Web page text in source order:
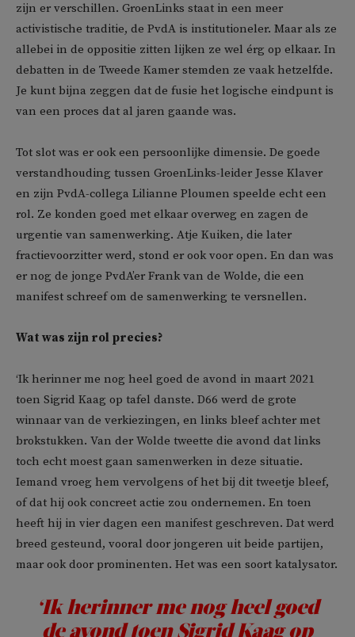
zijn er verschillen. GroenLinks staat in een meer
activistische traditie, de PvdA is institutioneler. Maar als ze
allebei in de oppositie zitten lijken ze wel érg op elkaar. In
debatten in de Tweede Kamer stemden ze vaak hetzelfde.
Je kunt bijna zeggen dat de fusie het logische eindpunt is
van een proces dat al jaren gaande was.
Tot slot was er ook een persoonlijke dimensie. De goede
verstandhouding tussen GroenLinks-leider Jesse Klaver
en zijn PvdA-collega Lilianne Ploumen speelde echt een
rol. Ze konden goed met elkaar overweg en zagen de
urgentie van samenwerking. Atje Kuiken, die later
fractievoorzitter werd, stond er ook voor open. En dan was
er nog de jonge PvdA’er Frank van de Wolde, die een
manifest schreef om de samenwerking te versnellen.
Wat was zijn rol precies?
‘Ik herinner me nog heel goed de avond in maart 2021
toen Sigrid Kaag op tafel danste. D66 werd de grote
winnaar van de verkiezingen, en links bleef achter met
brokstukken. Van der Wolde tweette die avond dat links
toch echt moest gaan samenwerken in deze situatie.
Iemand vroeg hem vervolgens of het bij dit tweetje bleef,
of dat hij ook concreet actie zou ondernemen. En toen
heeft hij in vier dagen een manifest geschreven. Dat werd
breed gesteund, vooral door jongeren uit beide partijen,
maar ook door prominenten. Het was een soort katalysator.
‘Ik herinner me nog heel goed
de avond toen Sigrid Kaag op